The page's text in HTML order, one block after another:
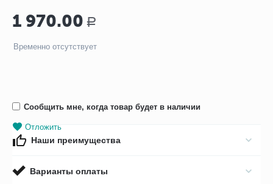
1 970.00 Р
Временно отсутствует
Сообщить мне, когда товар будет в наличии
Отложить
Наши преимущества
Варианты оплаты